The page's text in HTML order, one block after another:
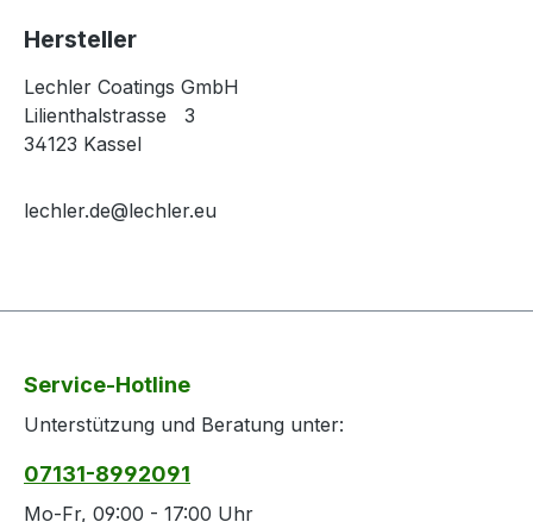
Hersteller
Lechler Coatings GmbH
Lilienthalstrasse 3
34123 Kassel
lechler.de@lechler.eu
Service-Hotline
Unterstützung und Beratung unter:
07131-8992091
Mo-Fr, 09:00 - 17:00 Uhr